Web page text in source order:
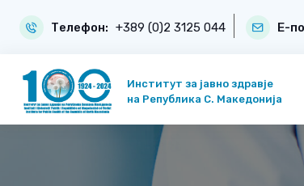
Телефон: +389 (0)2 3125 044 Е-
Институт за јавно здравје
на Република С. Македонија